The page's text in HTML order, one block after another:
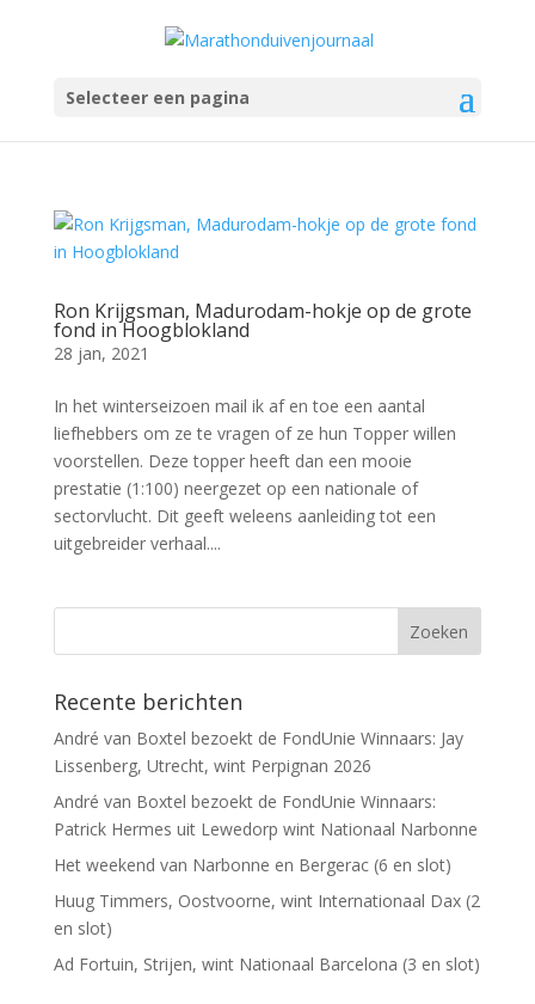
Selecteer een pagina
Ron Krijgsman, Madurodam-hokje op de grote
fond in Hoogblokland
28 jan, 2021
In het winterseizoen mail ik af en toe een aantal
liefhebbers om ze te vragen of ze hun Topper willen
voorstellen. Deze topper heeft dan een mooie
prestatie (1:100) neergezet op een nationale of
sectorvlucht. Dit geeft weleens aanleiding tot een
uitgebreider verhaal....
Recente berichten
André van Boxtel bezoekt de FondUnie Winnaars: Jay
Lissenberg, Utrecht, wint Perpignan 2026
André van Boxtel bezoekt de FondUnie Winnaars:
Patrick Hermes uit Lewedorp wint Nationaal Narbonne
Het weekend van Narbonne en Bergerac (6 en slot)
Huug Timmers, Oostvoorne, wint Internationaal Dax (2
en slot)
Ad Fortuin, Strijen, wint Nationaal Barcelona (3 en slot)